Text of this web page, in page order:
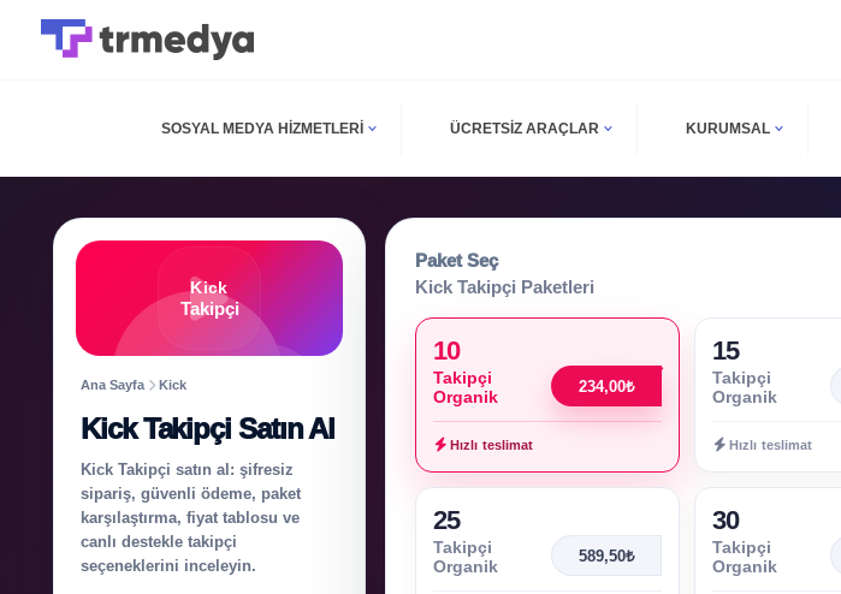
SOSYAL MEDYA HIZMETLERI ÜCRETSIZ ARAÇLAR KURUMSAL
Kick
Takipçi
Ana Sayfa Kick
Kick Takipçi Satın Al
Kick Takipçi satın al: şifresiz
sipariş, güvenli ödeme, paket
karşılaştırma, fiyat tablosu ve
canlı destekle takipçi
seçeneklerini inceleyin.
Paket Seç
Kick Takipçi Paketleri
10
Takipçi
Organik
234,00₺
Hızlı teslimat
15
Takipçi
Organik
Hızlı teslimat
25
Takipçi
Organik
589,50₺
30
Takipçi
Organik